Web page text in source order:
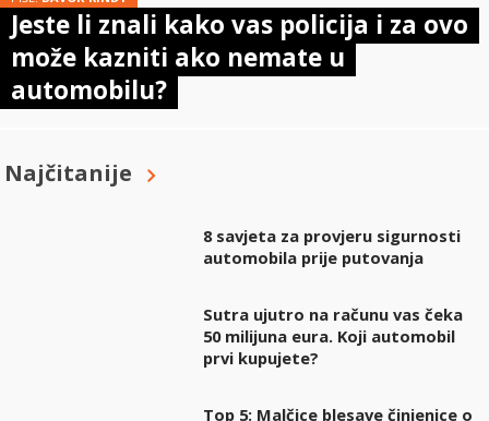
Jeste li znali kako vas policija i za ovo
može kazniti ako nemate u
automobilu?
Najčitanije
8 savjeta za provjeru sigurnosti
automobila prije putovanja
Sutra ujutro na računu vas čeka
50 milijuna eura. Koji automobil
prvi kupujete?
Top 5: Malčice blesave činjenice o